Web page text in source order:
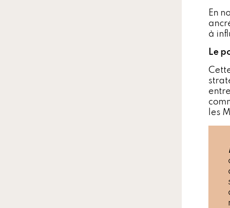
En
à
Le
les